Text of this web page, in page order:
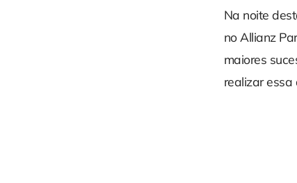
Na noite
no Allianz
maiores
realizar